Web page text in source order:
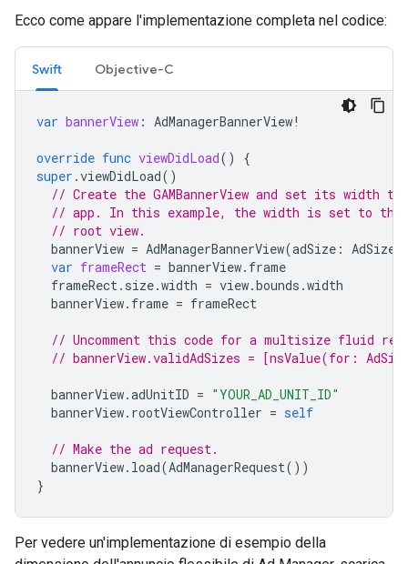
Ecco come appare l'implementazione completa nel codice:
Swift Objective-C
var bannerView : AdManagerBannerView!
override func viewDidLoad()
{
super .viewDidLoad()
// Create the GAMBannerView and set its width
// app. In this example, the width is set to the
// root view.
bannerView = AdManagerBannerView(adSize :
var frameRect = bannerView. frame
frameRect. size.width = view.bounds .width
bannerView. frame = frameRect
// Uncomment this code for a multisize fluid
// bannerView.validAdSizes = [nsValue(for:
bannerView.adUnitID = "YOUR_AD_UNIT_ID"
bannerView. rootViewController = self
// Make the ad request.
bannerView. load(AdManagerRequest())
}
Per vedere un'implementazione di esempio della